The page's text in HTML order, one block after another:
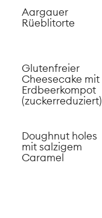
Aargauer
Rüeblitorte
Glutenfreier
Cheesecake mit
Erdbeerkompot
(zuckerreduziert)
Doughnut holes
mit salzigem
Caramel